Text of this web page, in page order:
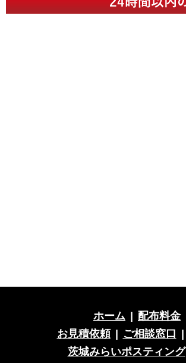
ホーム 配布料金
お見積依頼
ご相談窓口
茨城みらいポスティング